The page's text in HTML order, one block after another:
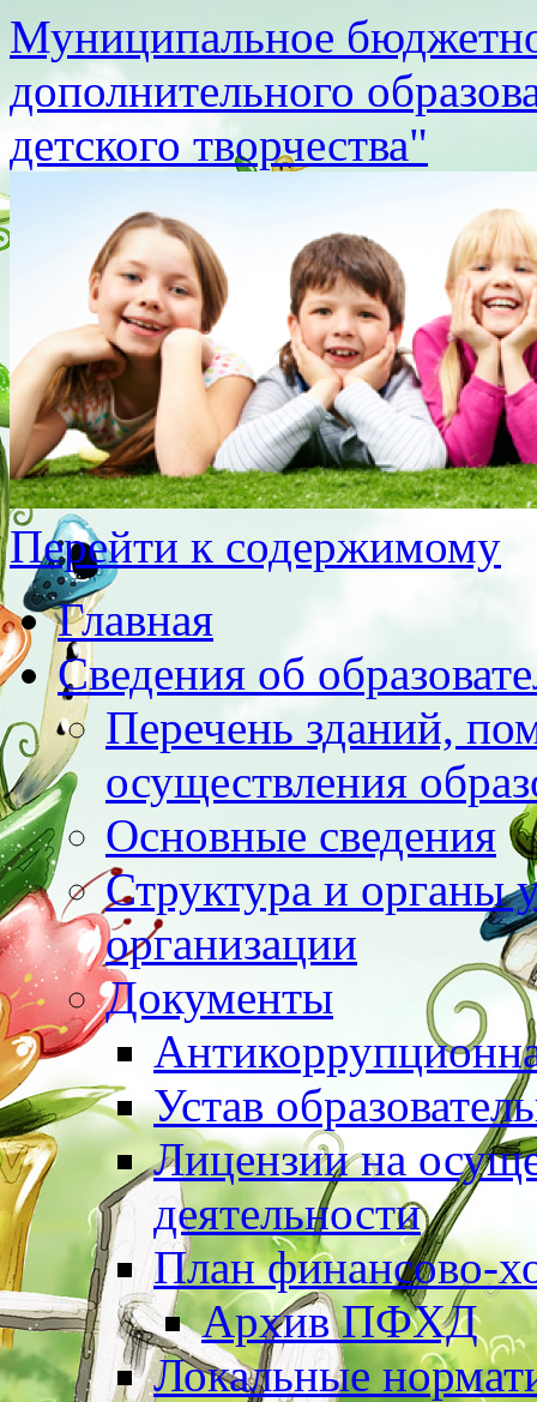
Муниципальное
дополнительного
детского творчества"
Перейти к содержимому
Главная
Сведения об
Перечень зданий,
осуществления
Основные сведения
Структура и органы
организации
Документы
Устав
Лицензии на
деятельности
План финансово-
Архив ПФХД
Локальные